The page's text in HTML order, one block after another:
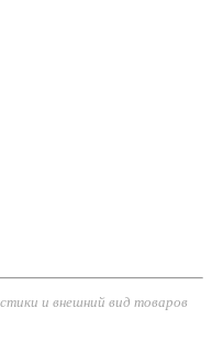
и внешний вид товаров